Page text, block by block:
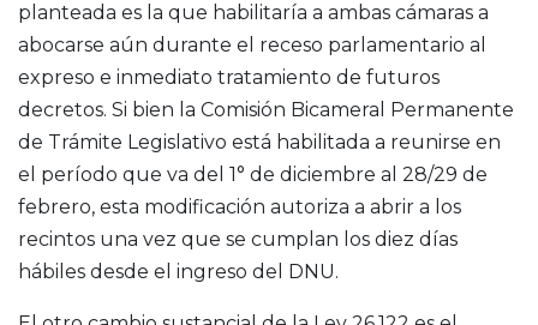
planteada es la que habilitaría a ambas cámaras a
abocarse aún durante el receso parlamentario al
expreso e inmediato tratamiento de futuros
decretos. Si bien la Comisión Bicameral Permanente
de Trámite Legislativo está habilitada a reunirse en
el período que va del 1° de diciembre al 28/29 de
febrero, esta modificación autoriza a abrir a los
recintos una vez que se cumplan los diez días
hábiles desde el ingreso del DNU.